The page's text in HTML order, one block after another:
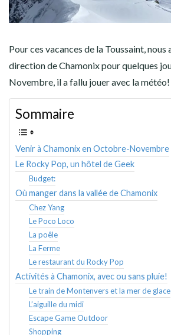
Pour ces vacances de la Toussaint, nous
direction de Chamonix pour quelques
Novembre, il a fallu jouer avec la météo!
Sommaire
Venir à Chamonix en Octobre-Novembre
Le Rocky Pop, un hôtel de Geek
Budget:
Où manger dans la vallée de Chamonix
Chez Yang
Le Poco Loco
La poêle
La Ferme
Le restaurant du Rocky Pop
Activités à Chamonix, avec ou sans pluie!
Le train de Montenvers et la mer de glace
L’aiguille du midi
Escape Game Outdoor
Shopping